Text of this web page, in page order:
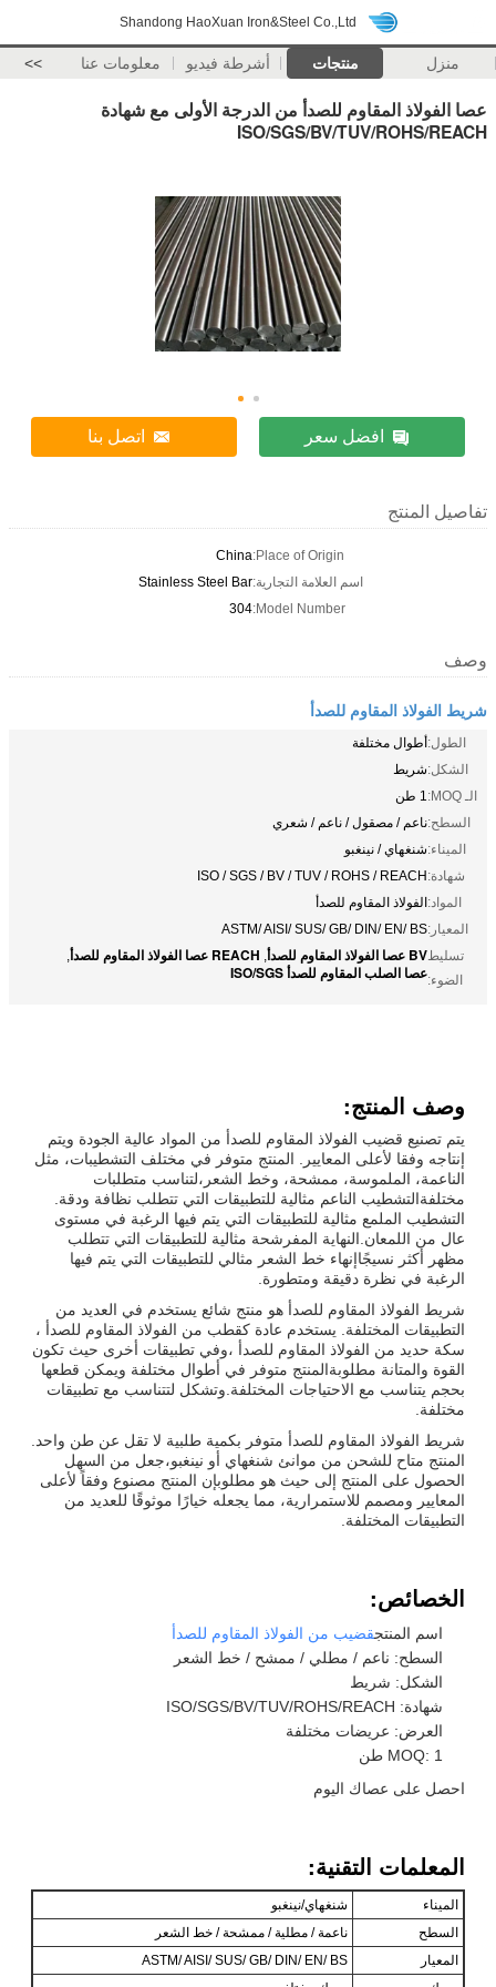
Shandong HaoXuan Iron&Steel Co.,Ltd
منزل منتجات أشرطة فيديو معلومات عنا >>
عصا الفولاذ المقاوم للصدأ من الدرجة الأولى مع شهادة
ISO/SGS/BV/TUV/ROHS/REACH
افضل سعر اتصل بنا
تفاصيل المنتج
Place of Origin:
China
اسم العلامة التجارية:Stainless Steel Bar
Model Number:
304
وصف
شريط الفولاذ المقاوم للصدأ
الطول:أطوال مختلفة
الشكل:شريط
الـ MOQ:
1 طن
السطح:ناعم / مصقول / ناعم / شعري
الميناء:شنغهاي / نينغبو
شهادة:ISO / SGS / BV / TUV / ROHS / REACH
المواد:الفولاذ المقاوم للصدأ
المعيار:ASTM/ AISI/ SUS/ GB/ DIN/ EN/ BS
تسليط
الضوء:
BV عصا الفولاذ المقاوم للصدأ , REACH عصا الفولاذ المقاوم للصدأ ,
عصا الصلب المقاوم للصدأ ISO/SGS
وصف المنتج:
يتم تصنيع قضيب الفولاذ المقاوم للصدأ من المواد عالية الجودة ويتم
إنتاجه وفقا لأعلى المعايير. المنتج متوفر في مختلف التشطيبات، مثل
الناعمة، الملموسة، ممشحة، وخط الشعر،لتناسب متطلبات
مختلفةالتشطيب الناعم مثالية للتطبيقات التي تتطلب نظافة ودقة.
التشطيب الملمع مثالية للتطبيقات التي يتم فيها الرغبة في مستوى
عال من اللمعان.النهاية المفرشحة مثالية للتطبيقات التي تتطلب
مظهر أكثر نسيجًاإنهاء خط الشعر مثالي للتطبيقات التي يتم فيها
الرغبة في نظرة دقيقة ومتطورة.
شريط الفولاذ المقاوم للصدأ هو منتج شائع يستخدم في العديد من
التطبيقات المختلفة. يستخدم عادة كقطب من الفولاذ المقاوم للصدأ ،
سكة حديد من الفولاذ المقاوم للصدأ ،وفي تطبيقات أخرى حيث تكون
القوة والمتانة مطلوبةالمنتج متوفر في أطوال مختلفة ويمكن قطعها
بحجم يتناسب مع الاحتياجات المختلفة.وتشكل لتتناسب مع تطبيقات
مختلفة.
شريط الفولاذ المقاوم للصدأ متوفر بكمية طلبية لا تقل عن طن واحد.
المنتج متاح للشحن من موانئ شنغهاي أو نينغبو،جعل من السهل
الحصول على المنتج إلى حيث هو مطلوبإن المنتج مصنوع وفقاً لأعلى
المعايير ومصمم للاستمرارية، مما يجعله خيارًا موثوقًا للعديد من
التطبيقات المختلفة.
الخصائص:
اسم المنتجقضيب من الفولاذ المقاوم للصدأ
السطح: ناعم / مطلي / ممشح / خط الشعر
الشكل: شريط
شهادة: ISO/SGS/BV/TUV/ROHS/REACH
العرض: عريضات مختلفة
MOQ: 1 طن
احصل على عصاك اليوم
المعلمات التقنية:
الميناء
شنغهاي/نينغبو
السطح
ناعمة / مطلية / ممشحة / خط الشعر
المعيار
ASTM/ AISI/ SUS/ GB/ DIN/ EN/ BS